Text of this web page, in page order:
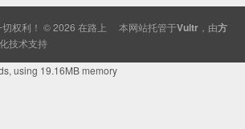
权利！ © 2026 在路上 本网站托管于Vultr ，由方
技术支持
using 19.16MB memory